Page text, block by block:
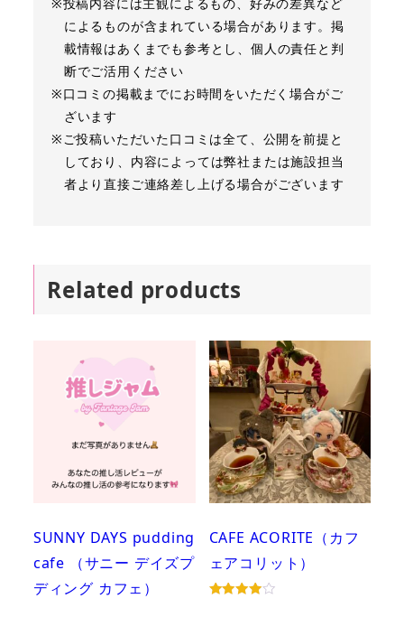
によるものが含まれている場合があります。掲
載情報はあくまでも参考とし、個人の責任と判
断でご活用ください
※口コミの掲載までにお時間をいただく場合がご
ざいます
※ご投稿いただいた口コミは全て、公開を前提と
しており、内容によっては弊社または施設担当
者より直接ご連絡差し上げる場合がございます
Related products
SUNNY DAYS pudding
cafe （サニー デイズプ
ディング カフェ）
CAFE ACORITE（カフ
ェアコリット）